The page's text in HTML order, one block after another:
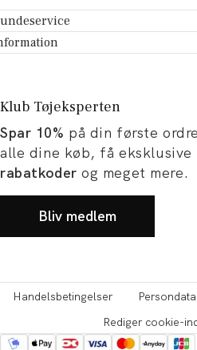
- Hjælpecenter
dit køb
Tøjeksperten
og artikler
og karriere
Klub Tøjeksperten
Spar 10% på din første
alle dine køb, få eksklusive
rabatkoder og meget mere.
Bliv medlem
Handelsbetingelser
Rediger cookie-